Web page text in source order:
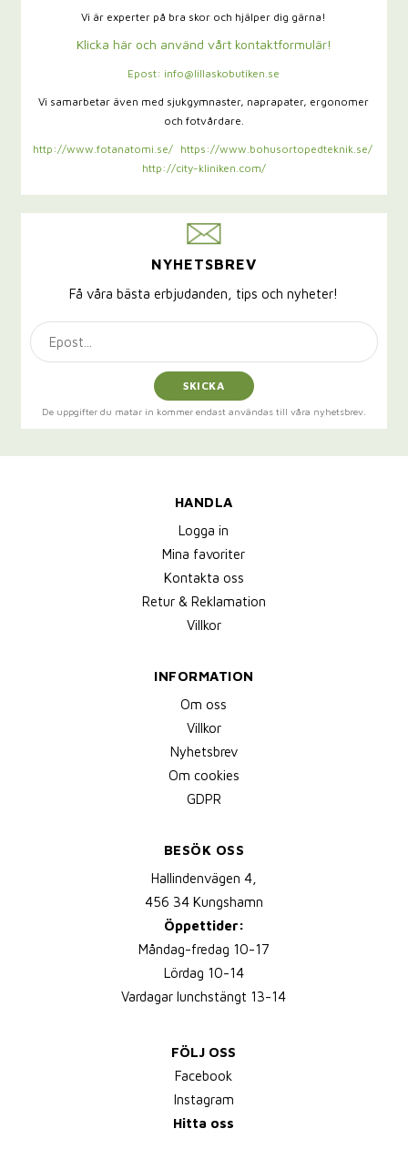
Vi är experter på bra skor och hjälper dig gärna!
Klicka här och använd vårt kontaktformulär!
Epost: info@lillaskobutiken.se
Vi samarbetar även med sjukgymnaster, naprapater, ergonomer
och fotvårdare.
http://www.fotanatomi.se/
https://www.bohusortopedteknik.se/
http://city-kliniken.com/
NYHETSBREV
Få våra bästa erbjudanden, tips och nyheter!
SKICKA
De uppgifter du matar in kommer endast användas till våra nyhetsbrev.
HANDLA
Logga in
Mina favoriter
Kontakta oss
Retur & Reklamation
Villkor
INFORMATION
Om oss
Villkor
Nyhetsbrev
Om cookies
GDPR
BESÖK OSS
Hallindenvägen 4,
456 34 Kungshamn
Öppettider:
Måndag-fredag 10-17
Lördag 10-14
Vardagar lunchstängt 13-14
FÖLJ OSS
Facebook
Instagram
Hitta oss